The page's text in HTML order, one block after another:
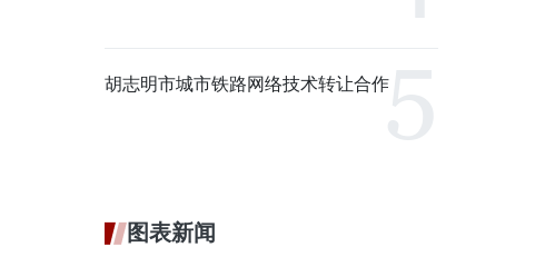
胡志明市城市铁路网络技术转让合作
图表新闻